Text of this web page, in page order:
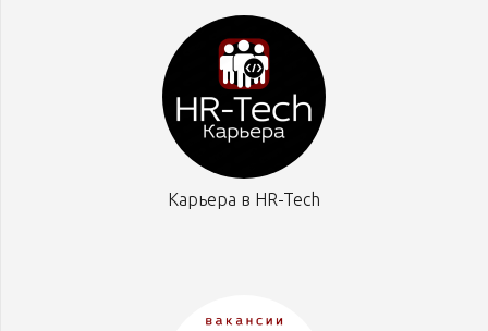
Карьера в HR-Tech